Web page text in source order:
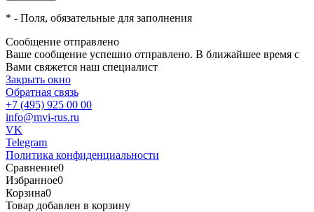
* - Поля, обязательные для заполнения
Сообщение отправлено
Ваше сообщение успешно отправлено. В ближайшее время с
Вами свяжется наш специалист
Закрыть окно
Обратная связь
+7 (495) 925 00 00
info@mvi-rus.ru
VK
Telegram
Политика конфиденциальности
Сравнение0
Избранное0
Корзина0
Товар добавлен в корзину